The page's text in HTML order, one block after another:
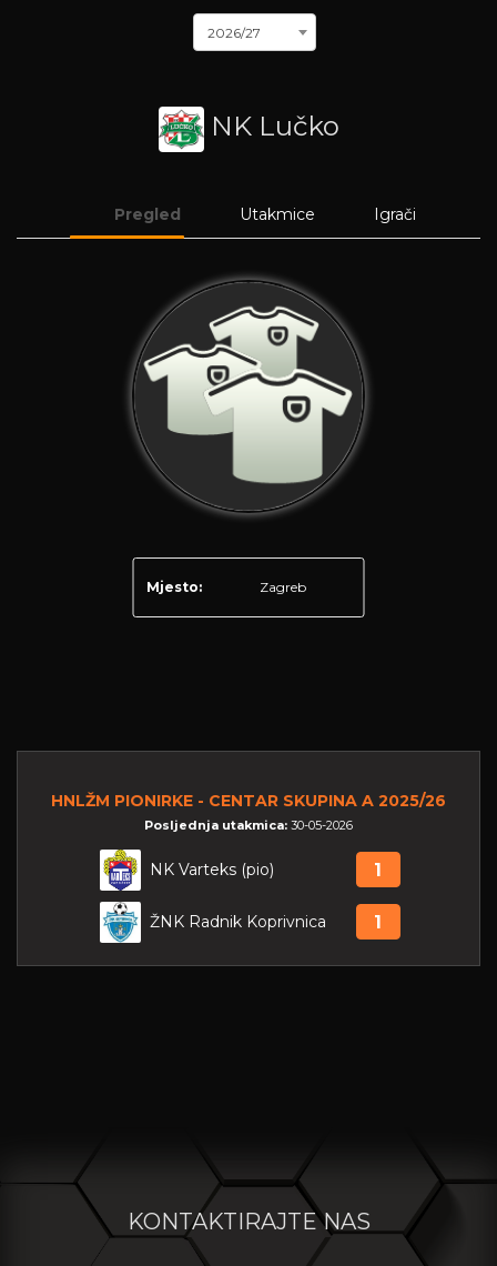
2026/27
NK Lučko
Pregled Utakmice Igrači
Mjesto: Zagreb
HNLŽM PIONIRKE - CENTAR SKUPINA A 2025/26
Posljednja utakmica: 30-05-2026
NK Varteks (pio) 1
ŽNK Radnik Koprivnica 1
KONTAKTIRAJTE NAS